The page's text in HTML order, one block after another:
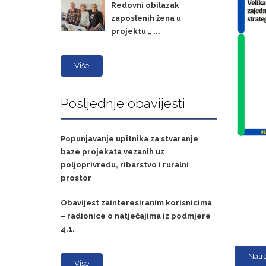
Redovni obilazak
zaposlenih žena u
projektu „ ...
Više
Posljednje obavijesti
Popunjavanje upitnika za stvaranje
baze projekata vezanih uz
poljoprivredu, ribarstvo i ruralni
prostor
Obavijest zainteresiranim korisnicima
– radionice o natječajima iz podmjere
4.1.
Više